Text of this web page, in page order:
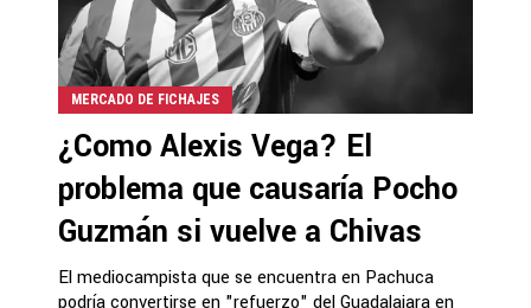
MERCADO DE FICHAJES
¿Como Alexis Vega? El
problema que causaría Pocho
Guzmán si vuelve a Chivas
El mediocampista que se encuentra en Pachuca
podría convertirse en "refuerzo" del Guadalajara en